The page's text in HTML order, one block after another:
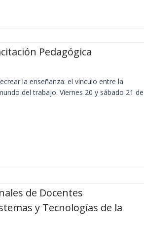
Pedagógica
la enseñanza: el vínculo entre la
del trabajo. Viernes 20 y sábado 21 de
de Docentes
y Tecnologías de la